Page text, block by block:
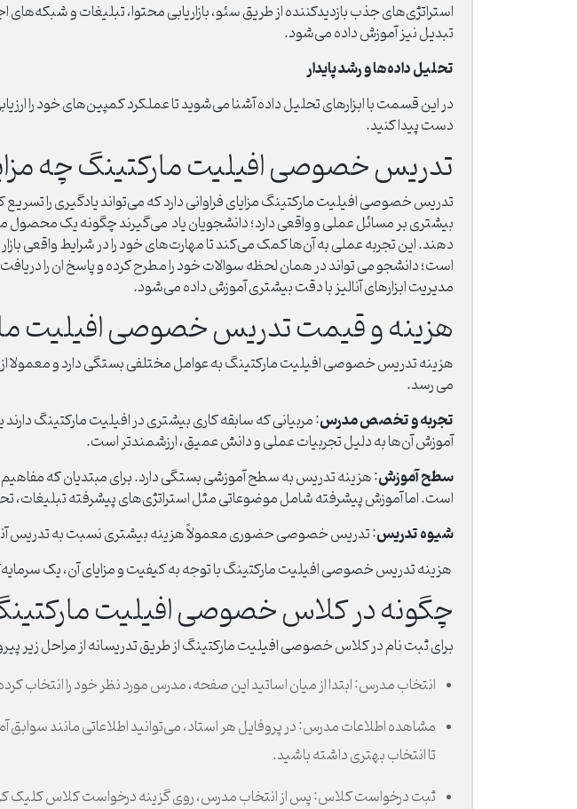
استراتژی‌های جذب بازدیدکننده از طریق سئو، بازاریابی محتوا، تبلیغات و
تبدیل نیز آموزش داده می‌شود.
تحلیل داده‌ها و رشد پایدار
در این قسمت با ابزارهای تحلیل داده آشنا می‌شوید تا عملکرد کمپین‌های خود را
دست پیدا کنید.
تدریس خصوصی افیلیت مارکتینگ چه
تدریس خصوصی افیلیت مارکتینگ مزایای فراوانی دارد که می‌تواند یادگیری را
بیشتری بر مسائل عملی و واقعی دارد؛ دانشجویان یاد می‌گیرند چگونه یک محصول
دهند. این تجربه عملی به آن‌ها کمک می‌کند تا مهارت‌های خود را در شرایط واقعی
است؛ دانشجو می تواند در همان لحظه سوالات خود را مطرح کرده و پاسخ ان را
مدیریت ابزارهای آنالیز با دقت بیشتری آموزش داده می‌شود.
هزینه و قیمت تدریس خصوصی افیلیت
می رسد.
تجربه و تخصص مدرس: مربیانی که سابقه کاری بیشتری در افیلیت مارکتینگ
آموزش آن‌ها به دلیل تجربیات عملی و دانش عمیق، ارزشمندتر است.
سطح آموزش: هزینه تدریس به سطح آموزشی بستگی دارد. برای مبتدیان که مفاهیم
است. اما آموزش پیشرفته شامل موضوعاتی مثل استراتژی‌های پیشرفته تبلیغات، تحلیل
شیوه تدریس: تدریس خصوصی حضوری معمولاً هزینه بیشتری نسبت به تدریس
هزینه تدریس خصوصی افیلیت مارکتینگ با توجه به کیفیت و مزایای آن، یک
چگونه در کلاس خصوصی افیلیت
برای ثبت نام در کلاس خصوصی افیلیت مارکتینگ از طریق تدریسانه از مراحل زیر
انتخاب مدرس: ابتدا از میان اساتید این صفحه، مدرس مورد نظر خود را انتخاب
مشاهده اطلاعات مدرس: در پروفایل هر استاد، می‌توانید اطلاعاتی مانند
تا انتخاب بهتری داشته باشید.
ثبت درخواست کلاس: پس از انتخاب مدرس، روی گزینه درخواست کلاس کلیک